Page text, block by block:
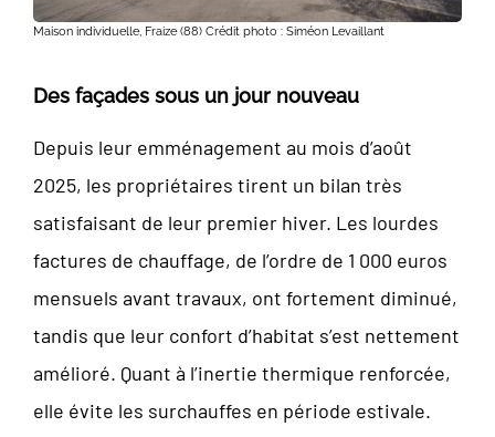
Maison individuelle, Fraize (88) Crédit photo : Siméon Levaillant
Des façades sous un jour nouveau
Depuis leur emménagement au mois d’août
2025, les propriétaires tirent un bilan très
satisfaisant de leur premier hiver. Les lourdes
factures de chauffage, de l’ordre de 1 000 euros
mensuels avant travaux, ont fortement diminué,
tandis que leur confort d’habitat s’est nettement
amélioré. Quant à l’inertie thermique renforcée,
elle évite les surchauffes en période estivale.